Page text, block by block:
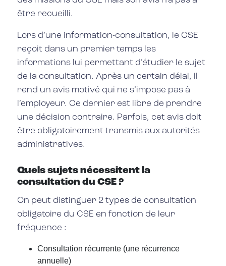
être recueilli.
Lors d’une information-consultation, le CSE
reçoit dans un premier temps les
informations lui permettant d’étudier le sujet
de la consultation. Après un certain délai, il
rend un avis motivé qui ne s’impose pas à
l’employeur. Ce dernier est libre de prendre
une décision contraire. Parfois, cet avis doit
être obligatoirement transmis aux autorités
administratives.
Quels sujets nécessitent la
consultation du CSE ?
On peut distinguer 2 types de consultation
obligatoire du CSE en fonction de leur
fréquence :
Consultation récurrente (une récurrence
annuelle)